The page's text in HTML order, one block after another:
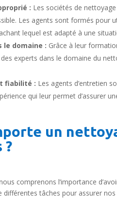
: Les sociétés de
Les agents sont formés pour
lequel est adapté à une
le domaine : Grâce à leur
des experts dans le domaine du
fiabilité : Les agents d’entretien
qui leur permet d’assurer
un
?
comprenons l’importance
tâches pour assurer nos